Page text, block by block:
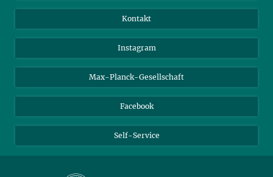
Webmail
Nextcloud
Kontakt
Instagram
Max-Planck-Gesellschaft
Facebook
Self-Service